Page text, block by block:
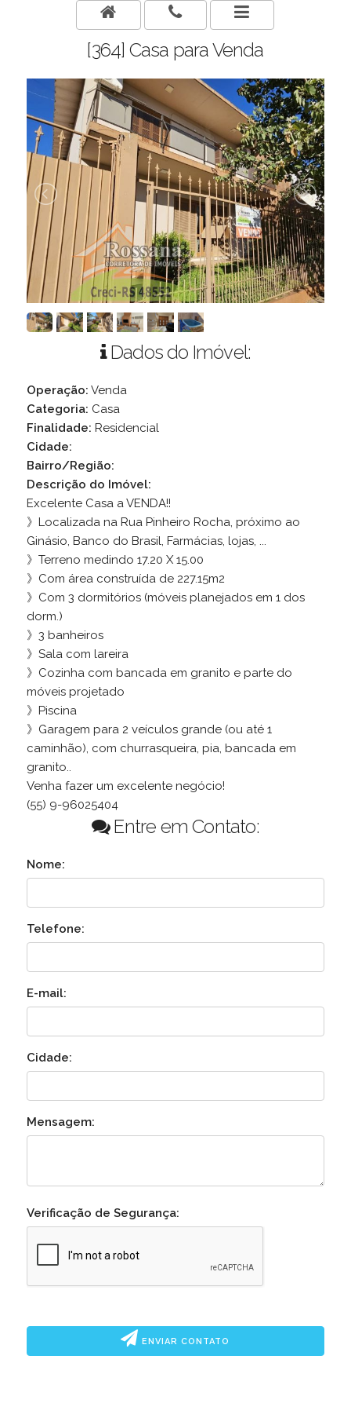
[364] Casa para Venda
Dados do Imóvel:
Operação: Venda
Categoria: Casa
Finalidade: Residencial
Cidade:
Bairro/Região:
Descrição do Imóvel:
Excelente Casa a VENDA!!
》Localizada na Rua Pinheiro Rocha, próximo ao
Ginásio, Banco do Brasil, Farmácias, lojas, ...
》Terreno medindo 17.20 X 15.00
》Com área construída de 227.15m2
》Com 3 dormitórios (móveis planejados em 1 dos
dorm.)
》3 banheiros
》Sala com lareira
》Cozinha com bancada em granito e parte do
móveis projetado
》Piscina
》Garagem para 2 veículos grande (ou até 1
caminhão), com churrasqueira, pia, bancada em
granito..
Venha fazer um excelente negócio!
(55) 9-96025404
Entre em Contato:
Nome:
Telefone:
E-mail:
Cidade:
Mensagem:
Verificação de Segurança:
ENVIAR CONTATO